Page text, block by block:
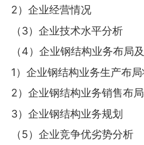
2）企业经营情况
（3）企业技术水平分析
（4）企业钢结构业务布局
1）企业钢结构业务生产布
2）企业钢结构业务销售布
3）企业钢结构业务规划
（5）企业竞争优劣势分析